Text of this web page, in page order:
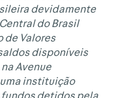
devidamente
do Brasil
de Valores
disponíveis
Avenue
instituição
fundos detidos pela